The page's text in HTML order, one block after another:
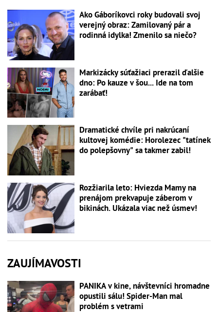
Ako Gáboríkovci roky budovali svoj
verejný obraz: Zamilovaný pár a
rodinná idylka! Zmenilo sa niečo?
Markizácky súťažiaci prerazil ďalšie
dno: Po kauze v šou... Ide na tom
zarábať!
Dramatické chvíle pri nakrúcaní
kultovej komédie: Horolezec "tatínek
do polepšovny" sa takmer zabil!
Rozžiarila leto: Hviezda Mamy na
prenájom prekvapuje záberom v
bikinách. Ukázala viac než úsmev!
ZAUJÍMAVOSTI
PANIKA v kine, návštevníci hromadne
opustili sálu! Spider-Man mal
problém s vetrami